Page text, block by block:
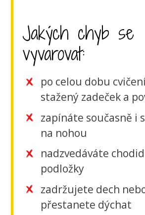
Jakých chyb se
vyvarovat:
po celou dobu
stažený zadeček a
zapínáte současně i
na nohou
nadzvedáváte
podložky
zadržujete dech
přestanete dýchat